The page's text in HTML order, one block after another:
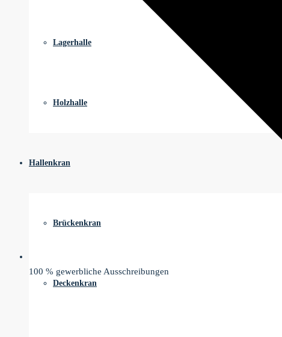
Lagerhalle
Holzhalle
Hallenkran
Brückenkran
Deckenkran
100 % gewerbliche Ausschreibungen